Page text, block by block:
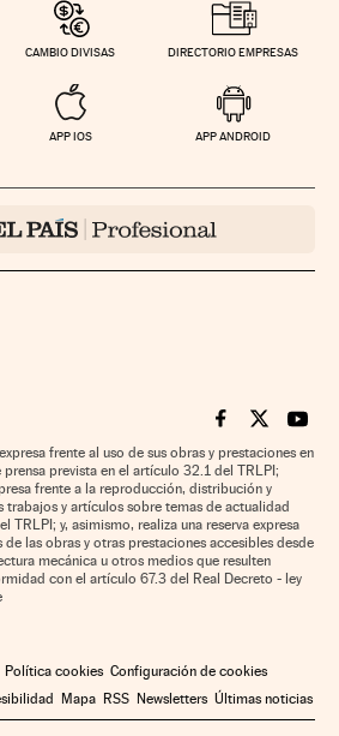
CAMBIO DIVISAS DIRECTORIO EMPRESAS
APP IOS APP ANDROID
Cinco Días en
Cinco Días
Cinco
frente al uso de sus obras y prestaciones en
prevista en el artículo 32.1 del TRLPI;
frente a la reproducción, distribución y
y artículos sobre temas de actualidad
TRLPI; y, asimismo, realiza una reserva expresa
las obras y otras prestaciones accesibles desde
mecánica u otros medios que resulten
con el artículo 67.3 del Real Decreto - ley
Política cookies Configuración de cookies
Mapa RSS Newsletters Últimas noticias